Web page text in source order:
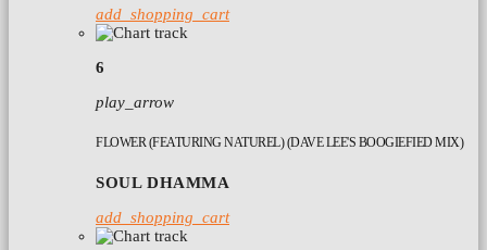
add_shopping_cart
6
play_arrow
FLOWER (FEATURING NATUREL) (DAVE LEE'S BOOGIEFIED MIX)
SOUL DHAMMA
add_shopping_cart